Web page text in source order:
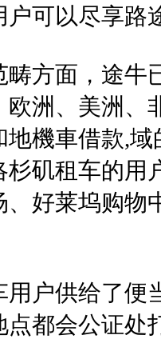
户可以尽享路
方面，途牛
洲、美洲、
機車借款,
矶租车的用
、好莱坞购物
用户供给了便
都会公证处